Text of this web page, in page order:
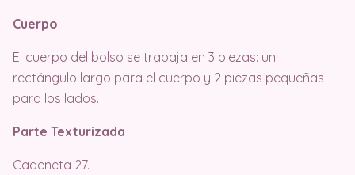
Cuerpo
El cuerpo del bolso se trabaja en 3 piezas: un
rectángulo largo para el cuerpo y 2 piezas pequeñas
para los lados.
Parte Texturizada
Cadeneta 27.